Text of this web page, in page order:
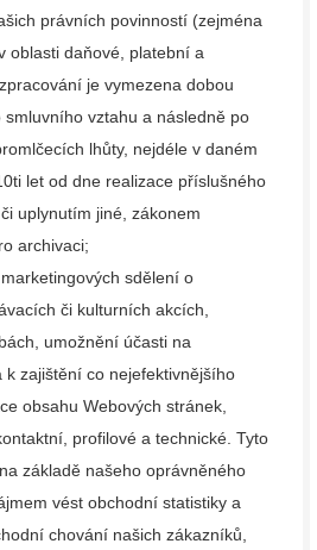
právních povinností (zejména
oblasti daňové, platební a
je vymezena dobou
vztahu a následně po
lhůty, nejdéle v daném
let od dne realizace příslušného
uplynutím jiné, zákonem
archivaci;
sdělení o
či kulturních akcích,
umožnění účasti na
k zajištění co nejefektivnějšího
obsahu Webových stránek,
profilové a technické. Tyto
základě našeho oprávněného
vést obchodní statistiky a
chování našich zákazníků,